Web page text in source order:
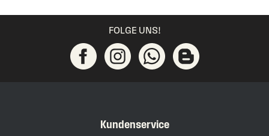
FOLGE UNS!
Kundenservice